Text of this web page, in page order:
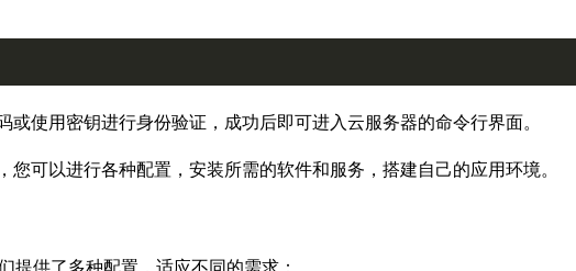
或使用密钥进行身份验证，成功后即可进入云服务器的命令行界面。
您可以进行各种配置，安装所需的软件和服务，搭建自己的应用环境。
提供了多种配置，适应不同的需求：